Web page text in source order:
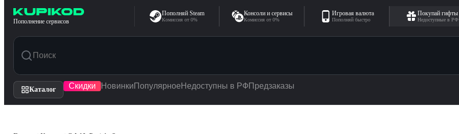
Перейти к содержимому
Пополнение сервисов
Пополняй Steam
Комиссия от 0%
Консоли и сервисы
Комиссия от 0%
Игровая валюта
Пополняй быстро
Покупай гифты
Недоступные в РФ
Каталог Скидки Новинки Популярное Недоступны в РФ Предзаказы